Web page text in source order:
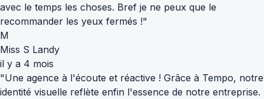
avec le temps les choses. Bref je ne peux que le
recommander les yeux fermés !"
M
Miss S Landy
il y a 4 mois
"Une agence à l'écoute et réactive ! Grâce à Tempo, notre
identité visuelle reflète enfin l'essence de notre entreprise.